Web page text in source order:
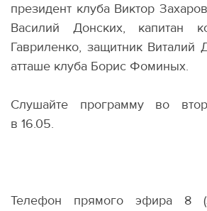
президент клуба Виктор
Василий Донских, капитан
Гавриленко, защитник Виталий
атташе клуба Борис Фоминых.
Слушайте программу во
в 16.05.
Телефон прямого эфира 8 (